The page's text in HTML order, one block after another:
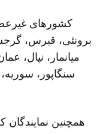
کشورهای غیرعضو
برونئی، قبرس،
میانمار، نپال،
سنگاپور،
همچنین نمایندگان